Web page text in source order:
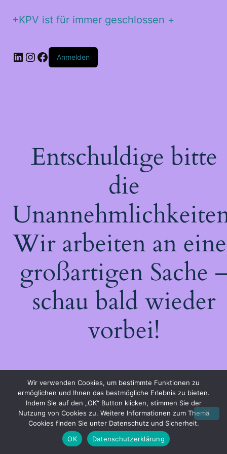
+KPV ist für immer geschlossen +
Anmelden
Entschuldige bitte
die
Wir arbeiten an
großartigen Sache
schau bald wieder
vorbei!
Wir verwenden Cookies, um bestimmte Funktionen zu
ermöglichen und Ihnen das bestmögliche Erlebnis zu bieten.
Indem Sie auf den „OK“ Button klicken, stimmen Sie der
Nutzung von Cookies zu. Weitere Informationen zum Thema
Cookies finden Sie unter Datenschutz und Sicherheit.
OK
Datenschutzerklärung